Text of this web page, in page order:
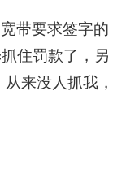
带要求签字的
住罚款了，另
来没人抓我，